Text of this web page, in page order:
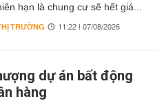
hạn là chung cư sẽ hết giá...
TRƯỜNG 11:22 | 07/08/2026
dự án bất động
hàng